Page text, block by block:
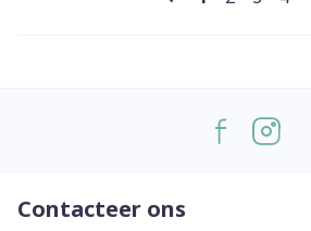
Contacteer ons